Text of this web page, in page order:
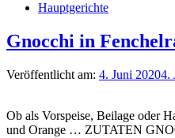
Hauptgerichte
Gnocchi in
Veröffentlicht am: 4. Juni 20204.
Ob als Vorspeise, Beilage oder
und Orange … ZUTATEN